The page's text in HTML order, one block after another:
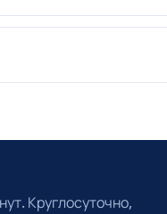
Круглосуточно,